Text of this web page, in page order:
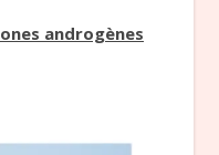
androgènes